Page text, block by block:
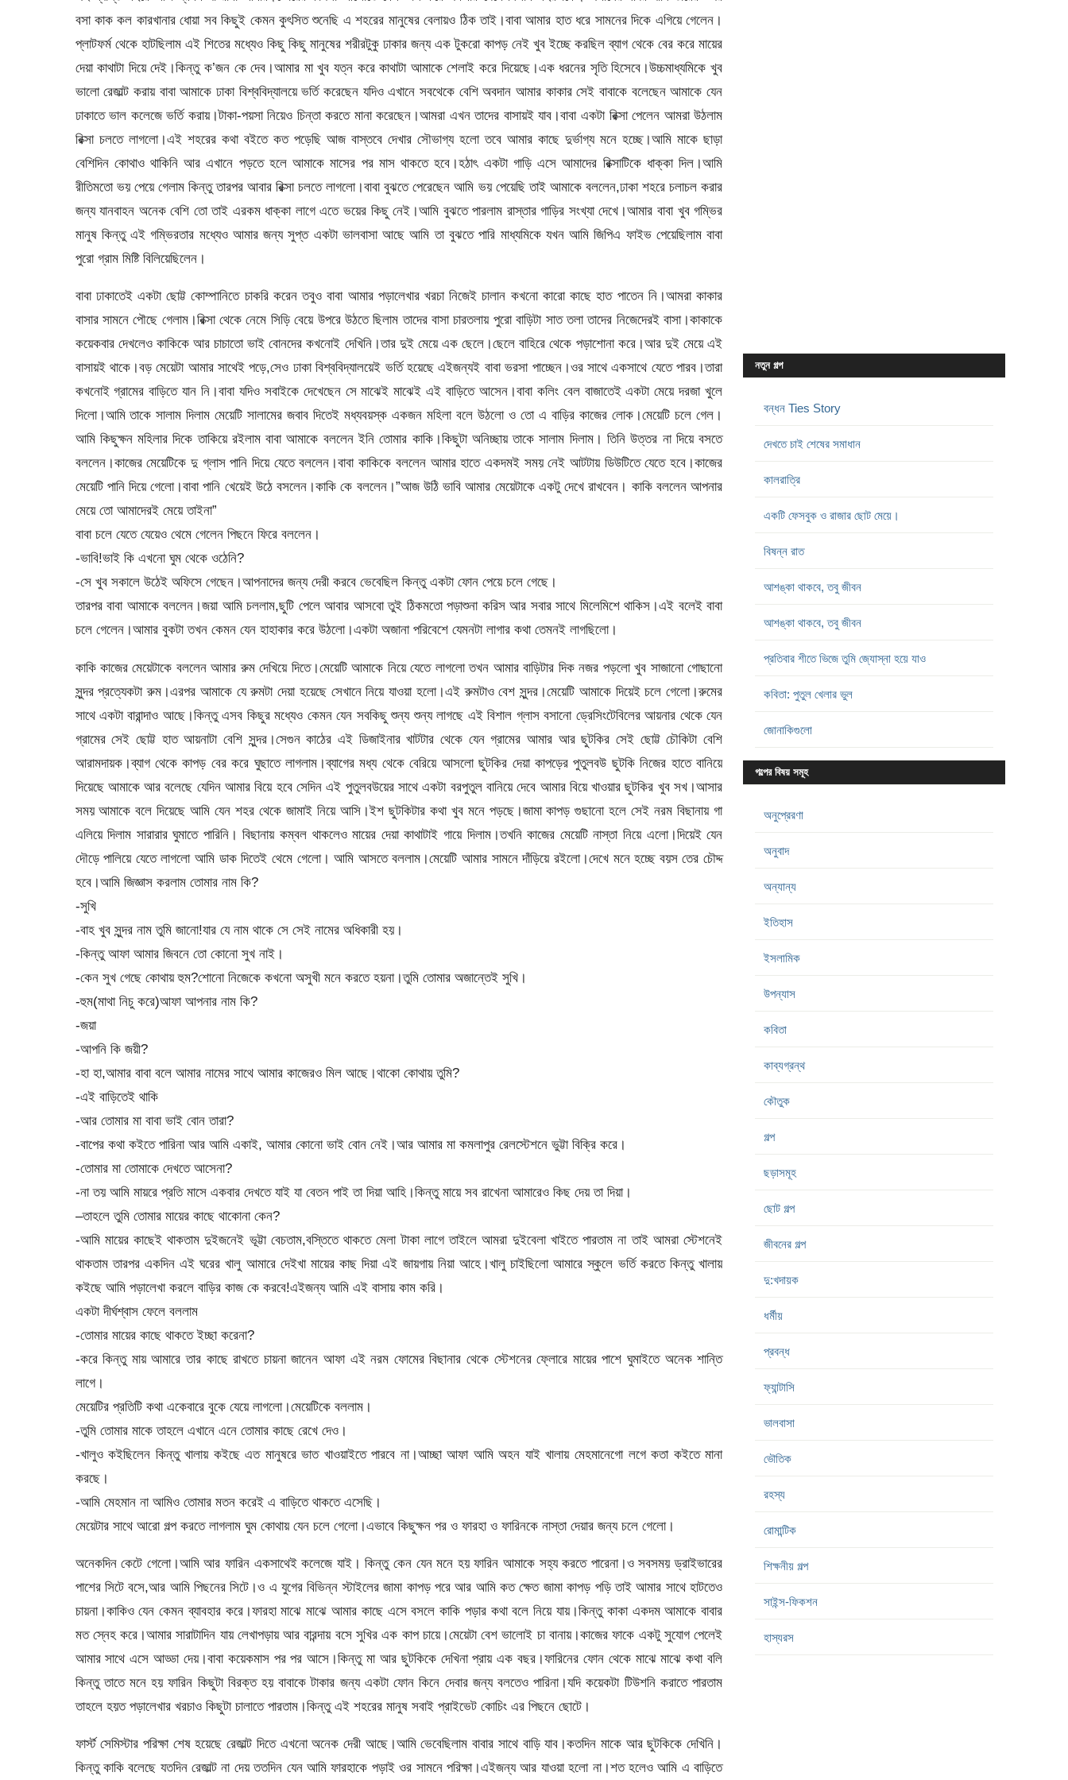
বসা কাক কল কারখানার ধোয়া সব কিছুই কেমন কুৎসিত শুনেছি এ শহরের মানুষের বেলায়ও ঠিক তাই।বাবা আমার হাত ধরে সামনের দিকে এগিয়ে গেলেন।
প্লাটফর্ম থেকে হাটছিলাম এই শিতের মধ্যেও কিছু কিছু মানুষের শরীরটুকু ঢাকার জন্য এক টুকরো কাপড় নেই খুব ইচ্ছে করছিল ব্যাগ থেকে বের করে মায়ের
দেয়া কাথাটা দিয়ে দেই।কিন্তু ক’জন কে দেব।আমার মা খুব যত্ন করে কাথাটা আমাকে শেলাই করে দিয়েছে।এক ধরনের সৃতি হিসেবে।উচ্চমাধ্যমিকে খুব
ভালো রেজাল্ট করায় বাবা আমাকে ঢাকা বিশ্ববিদ্যালয়ে ভর্তি করেছেন যদিও এখানে সবথেকে বেশি অবদান আমার কাকার সেই বাবাকে বলেছেন আমাকে যেন
ঢাকাতে ভাল কলেজে ভর্তি করায়।টাকা-পয়সা নিয়েও চিন্তা করতে মানা করেছেন।আমরা এখন তাদের বাসায়ই যাব।বাবা একটা রিক্সা পেলেন আমরা উঠলাম
রিক্সা চলতে লাগলো।এই শহরের কথা বইতে কত পড়েছি আজ বাস্তবে দেখার সৌভাগ্য হলো তবে আমার কাছে দুর্ভাগ্য মনে হচ্ছে।আমি মাকে ছাড়া
বেশিদিন কোথাও থাকিনি আর এখানে পড়তে হলে আমাকে মাসের পর মাস থাকতে হবে।হঠাৎ একটা গাড়ি এসে আমাদের রিক্সাটিকে ধাক্কা দিল।আমি
রীতিমতো ভয় পেয়ে গেলাম কিন্তু তারপর আবার রিক্সা চলতে লাগলো।বাবা বুঝতে পেরেছেন আমি ভয় পেয়েছি তাই আমাকে বললেন,ঢাকা শহরে চলাচল করার
জন্য যানবাহন অনেক বেশি তো তাই এরকম ধাক্কা লাগে এতে ভয়ের কিছু নেই।আমি বুঝতে পারলাম রাস্তার গাড়ির সংখ্যা দেখে।আমার বাবা খুব গম্ভির
মানুষ কিন্তু এই গম্ভিরতার মধ্যেও আমার জন্য সুপ্ত একটা ভালবাসা আছে আমি তা বুঝতে পারি মাধ্যমিকে যখন আমি জিপিএ ফাইভ পেয়েছিলাম বাবা
পুরো গ্রাম মিষ্টি বিলিয়েছিলেন।
বাবা ঢাকাতেই একটা ছোট্ট কোম্পানিতে চাকরি করেন তবুও বাবা আমার পড়ালেখার খরচা নিজেই চালান কখনো কারো কাছে হাত পাতেন নি।আমরা কাকার
বাসার সামনে পৌছে গেলাম।রিক্সা থেকে নেমে সিড়ি বেয়ে উপরে উঠতে ছিলাম তাদের বাসা চারতলায় পুরো বাড়িটা সাত তলা তাদের নিজেদেরই বাসা।কাকাকে
কয়েকবার দেখলেও কাকিকে আর চাচাতো ভাই বোনদের কখনোই দেখিনি।তার দুই মেয়ে এক ছেলে।ছেলে বাহিরে থেকে পড়াশোনা করে।আর দুই মেয়ে এই
বাসায়ই থাকে।বড় মেয়েটা আমার সাথেই পড়ে,সেও ঢাকা বিশ্ববিদ্যালয়েই ভর্তি হয়েছে এইজন্যই বাবা ভরসা পাচ্ছেন।ওর সাথে একসাথে যেতে পারব।তারা
কখনোই গ্রামের বাড়িতে যান নি।বাবা যদিও সবাইকে দেখেছেন সে মাঝেই মাঝেই এই বাড়িতে আসেন।বাবা কলিং বেল বাজাতেই একটা মেয়ে দরজা খুলে
দিলো।আমি তাকে সালাম দিলাম মেয়েটি সালামের জবাব দিতেই মধ্যবয়স্ক একজন মহিলা বলে উঠলো ও তো এ বাড়ির কাজের লোক।মেয়েটি চলে গেল।
আমি কিছুক্ষন মহিলার দিকে তাকিয়ে রইলাম বাবা আমাকে বললেন ইনি তোমার কাকি।কিছুটা অনিচ্ছায় তাকে সালাম দিলাম। তিনি উত্তর না দিয়ে বসতে
বললেন।কাজের মেয়েটিকে দু গ্লাস পানি দিয়ে যেতে বললেন।বাবা কাকিকে বললেন আমার হাতে একদমই সময় নেই আটটায় ডিউটিতে যেতে হবে।কাজের
মেয়েটি পানি দিয়ে গেলো।বাবা পানি খেয়েই উঠে বসলেন।কাকি কে বললেন।”আজ উঠি ভাবি আমার মেয়েটাকে একটু দেখে রাখবেন। কাকি বললেন আপনার
মেয়ে তো আমাদেরই মেয়ে তাইনা”
বাবা চলে যেতে যেয়েও থেমে গেলেন পিছনে ফিরে বললেন।
-ভাবি!ভাই কি এখনো ঘুম থেকে ওঠেনি?
-সে খুব সকালে উঠেই অফিসে গেছেন।আপনাদের জন্য দেরী করবে ভেবেছিল কিন্তু একটা ফোন পেয়ে চলে গেছে।
তারপর বাবা আমাকে বললেন।জয়া আমি চললাম,ছুটি পেলে আবার আসবো তুই ঠিকমতো পড়াশুনা করিস আর সবার সাথে মিলেমিশে থাকিস।এই বলেই বাবা
চলে গেলেন।আমার বুকটা তখন কেমন যেন হাহাকার করে উঠলো।একটা অজানা পরিবেশে যেমনটা লাগার কথা তেমনই লাগছিলো।
কাকি কাজের মেয়েটাকে বললেন আমার রুম দেখিয়ে দিতে।মেয়েটি আমাকে নিয়ে যেতে লাগলো তখন আমার বাড়িটার দিক নজর পড়লো খুব সাজানো গোছানো
সুন্দর প্রত্যেকটা রুম।এরপর আমাকে যে রুমটা দেয়া হয়েছে সেখানে নিয়ে যাওয়া হলো।এই রুমটাও বেশ সুন্দর।মেয়েটি আমাকে দিয়েই চলে গেলো।রুমের
সাথে একটা বারান্দাও আছে।কিন্তু এসব কিছুর মধ্যেও কেমন যেন সবকিছু শুন্য শুন্য লাগছে এই বিশাল গ্লাস বসানো ড্রেসিংটেবিলের আয়নার থেকে যেন
গ্রামের সেই ছোট্ট হাত আয়নাটা বেশি সুন্দর।সেগুন কাঠের এই ডিজাইনার খাটটার থেকে যেন গ্রামের আমার আর ছুটকির সেই ছোট্ট চৌকিটা বেশি
আরামদায়ক।ব্যাগ থেকে কাপড় বের করে ঘুছাতে লাগলাম।ব্যাগের মধ্য থেকে বেরিয়ে আসলো ছুটকির দেয়া কাপড়ের পুতুলবউ ছুটকি নিজের হাতে বানিয়ে
দিয়েছে আমাকে আর বলেছে যেদিন আমার বিয়ে হবে সেদিন এই পুতুলবউয়ের সাথে একটা বরপুতুল বানিয়ে দেবে আমার বিয়ে খাওয়ার ছুটকির খুব সখ।আসার
সময় আমাকে বলে দিয়েছে আমি যেন শহর থেকে জামাই নিয়ে আসি।ইশ ছুটকিটার কথা খুব মনে পড়ছে।জামা কাপড় গুছানো হলে সেই নরম বিছানায় গা
এলিয়ে দিলাম সারারার ঘুমাতে পারিনি। বিছানায় কম্বল থাকলেও মায়ের দেয়া কাথাটাই গায়ে দিলাম।তখনি কাজের মেয়েটি নাস্তা নিয়ে এলো।দিয়েই যেন
দৌড়ে পালিয়ে যেতে লাগলো আমি ডাক দিতেই থেমে গেলো। আমি আসতে বললাম।মেয়েটি আমার সামনে দাঁড়িয়ে রইলো।দেখে মনে হচ্ছে বয়স তের চৌদ্দ
হবে।আমি জিজ্ঞাস করলাম তোমার নাম কি?
-সুখি
-বাহ খুব সুন্দর নাম তুমি জানো!যার যে নাম থাকে সে সেই নামের অধিকারী হয়।
-কিন্তু আফা আমার জিবনে তো কোনো সুখ নাই।
-কেন সুখ গেছে কোথায় হুম?শোনো নিজেকে কখনো অসুখী মনে করতে হয়না।তুমি তোমার অজান্তেই সুখি।
-হুম(মাথা নিচু করে)আফা আপনার নাম কি?
-জয়া
-আপনি কি জয়ী?
-হা হা,আমার বাবা বলে আমার নামের সাথে আমার কাজেরও মিল আছে।থাকো কোথায় তুমি?
-এই বাড়িতেই থাকি
-আর তোমার মা বাবা ভাই বোন তারা?
-বাপের কথা কইতে পারিনা আর আমি একাই, আমার কোনো ভাই বোন নেই।আর আমার মা কমলাপুর রেলস্টেশনে ভুট্টা বিক্রি করে।
-তোমার মা তোমাকে দেখতে আসেনা?
-না তয় আমি মায়রে প্রতি মাসে একবার দেখতে যাই যা বেতন পাই তা দিয়া আহি।কিন্তু মায়ে সব রাখেনা আমারেও কিছ দেয় তা দিয়া।
–তাহলে তুমি তোমার মায়ের কাছে থাকোনা কেন?
-আমি মায়ের কাছেই থাকতাম দুইজনেই ভূট্টা বেচতাম,বস্তিতে থাকতে মেলা টাকা লাগে তাইলে আমরা দুইবেলা খাইতে পারতাম না তাই আমরা স্টেশনেই
থাকতাম তারপর একদিন এই ঘরের খালু আমারে দেইখা মায়ের কাছ দিয়া এই জায়গায় নিয়া আহে।খালু চাইছিলো আমারে স্কুলে ভর্তি করতে কিন্তু খালায়
কইছে আমি পড়ালেখা করলে বাড়ির কাজ কে করবে!এইজন্য আমি এই বাসায় কাম করি।
একটা দীর্ঘশ্বাস ফেলে বললাম
-তোমার মায়ের কাছে থাকতে ইচ্ছা করেনা?
-করে কিন্তু মায় আমারে তার কাছে রাখতে চায়না জানেন আফা এই নরম ফোমের বিছানার থেকে স্টেশনের ফ্লোরে মায়ের পাশে ঘুমাইতে অনেক শান্তি
লাগে।
মেয়েটির প্রতিটি কথা একেবারে বুকে যেয়ে লাগলো।মেয়েটিকে বললাম।
-তুমি তোমার মাকে তাহলে এখানে এনে তোমার কাছে রেখে দেও।
-খালুও কইছিলেন কিন্তু খালায় কইছে এত মানুষরে ভাত খাওয়াইতে পারবে না।আচ্ছা আফা আমি অহন যাই খালায় মেহমানেগো লগে কতা কইতে মানা
করছে।
-আমি মেহমান না আমিও তোমার মতন করেই এ বাড়িতে থাকতে এসেছি।
মেয়েটার সাথে আরো গল্প করতে লাগলাম ঘুম কোথায় যেন চলে গেলো।এভাবে কিছুক্ষন পর ও ফারহা ও ফারিনকে নাস্তা দেয়ার জন্য চলে গেলো।
অনেকদিন কেটে গেলো।আমি আর ফারিন একসাথেই কলেজে যাই। কিন্তু কেন যেন মনে হয় ফারিন আমাকে সহ্য করতে পারেনা।ও সবসময় ড্রাইভারের
পাশের সিটে বসে,আর আমি পিছনের সিটে।ও এ যুগের বিভিন্ন স্টাইলের জামা কাপড় পরে আর আমি কত ক্ষেত জামা কাপড় পড়ি তাই আমার সাথে হাটতেও
চায়না।কাকিও যেন কেমন ব্যাবহার করে।ফারহা মাঝে মাঝে আমার কাছে এসে বসলে কাকি পড়ার কথা বলে নিয়ে যায়।কিন্তু কাকা একদম আমাকে বাবার
মত স্নেহ করে।আমার সারাটাদিন যায় লেখাপড়ায় আর বারন্দায় বসে সুখির এক কাপ চায়ে।মেয়েটা বেশ ভালোই চা বানায়।কাজের ফাকে একটু সুযোগ পেলেই
আমার সাথে এসে আড্ডা দেয়।বাবা কয়েকমাস পর পর আসে।কিন্তু মা আর ছুটকিকে দেখিনা প্রায় এক বছর।ফারিনের ফোন থেকে মাঝে মাঝে কথা বলি
কিন্তু তাতে মনে হয় ফারিন কিছুটা বিরক্ত হয় বাবাকে টাকার জন্য একটা ফোন কিনে দেবার জন্য বলতেও পারিনা।যদি কয়েকটা টিউশনি করাতে পারতাম
তাহলে হয়ত পড়ালেখার খরচাও কিছুটা চালাতে পারতাম।কিন্তু এই শহরের মানুষ সবাই প্রাইভেট কোচিং এর পিছনে ছোটে।
ফার্স্ট সেমিস্টার পরিক্ষা শেষ হয়েছে রেজাল্ট দিতে এখনো অনেক দেরী আছে।আমি ভেবেছিলাম বাবার সাথে বাড়ি যাব।কতদিন মাকে আর ছুটকিকে দেখিনি।
কিন্তু কাকি বলেছে যতদিন রেজাল্ট না দেয় ততদিন যেন আমি ফারহাকে পড়াই ওর সামনে পরিক্ষা।এইজন্য আর যাওয়া হলো না।শত হলেও আমি এ বাড়িতে
নতুন গল্প
বন্ধন Ties Story
দেখতে চাই শেষের সমাধান
কালরাত্রি
একটি ফেসবুক ও রাজার ছোট মেয়ে।
বিষন্ন রাত
আশঙ্কা থাকবে, তবু জীবন
আশঙ্কা থাকবে, তবু জীবন
প্রতিবার শীতে ভিজে তুমি জ্যোস্না হয়ে যাও
কবিতা: পুতুল খেলার ভুল
জোনাকিগুলো
গল্পের বিষয় সমূহ
অনুপ্রেরণা
অনুবাদ
অন্যান্য
ইতিহাস
ইসলামিক
উপন্যাস
কবিতা
কাব্যগ্রন্থ
কৌতুক
গল্প
ছড়াসমূহ
ছোট গল্প
জীবনের গল্প
দু:খদায়ক
ধর্মীয়
প্রবন্ধ
ফ্যান্টাসি
ভালবাসা
ভৌতিক
রহস্য
রোমান্টিক
শিক্ষনীয় গল্প
সাইন্স-ফিকশন
হাস্যরস